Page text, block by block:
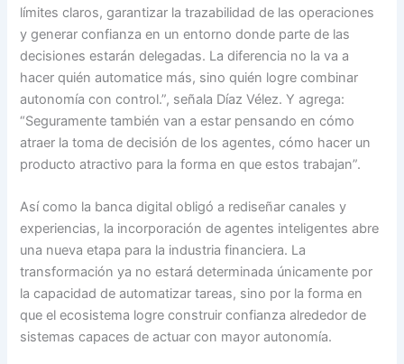
límites claros, garantizar la trazabilidad de las operaciones
y generar confianza en un entorno donde parte de las
decisiones estarán delegadas. La diferencia no la va a
hacer quién automatice más, sino quién logre combinar
autonomía con control.”, señala Díaz Vélez. Y agrega:
“Seguramente también van a estar pensando en cómo
atraer la toma de decisión de los agentes, cómo hacer un
producto atractivo para la forma en que estos trabajan”.
Así como la banca digital obligó a rediseñar canales y
experiencias, la incorporación de agentes inteligentes abre
una nueva etapa para la industria financiera. La
transformación ya no estará determinada únicamente por
la capacidad de automatizar tareas, sino por la forma en
que el ecosistema logre construir confianza alrededor de
sistemas capaces de actuar con mayor autonomía.